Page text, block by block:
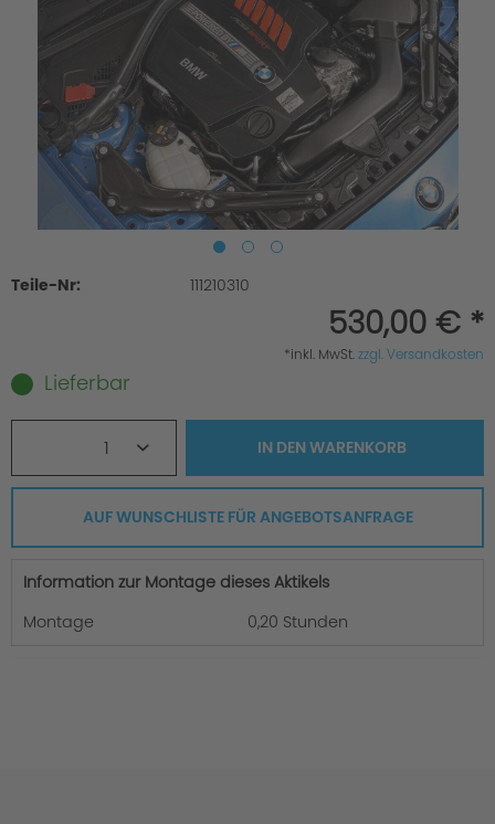
Teile-Nr: 111210310
530,00 € *
*inkl. MwSt.zzgl. Versandkosten
Lieferbar
1 IN DENWARENKORB
AUF WUNSCHLISTE FÜR ANGEBOTSANFRAGE
Information zur Montage dieses Aktikels
Montage
0,20 Stunden